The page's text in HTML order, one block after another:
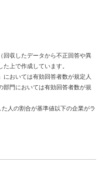
収したデータから不正回答や異
上で作成しています。
おいては有効回答者数が規定人
部門においては有効回答者数が規
人の割合が基準値以下の企業がラ